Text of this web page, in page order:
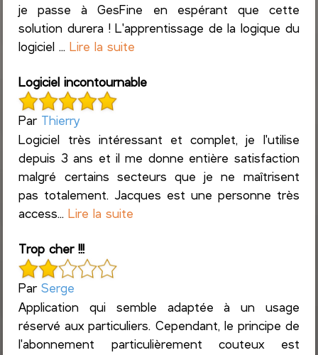
je passe à GesFine en espérant que cette
solution durera ! L'apprentissage de la logique du
logiciel ...Lire la suite
Logiciel incontournable
Par Thierry
Logiciel très intéressant et complet, je l'utilise
depuis 3 ans et il me donne entière satisfaction
malgré certains secteurs que je ne maîtrisent
pas totalement. Jacques est une personne très
access...Lire la suite
Trop cher !!!
ParSerge
Application qui semble adaptée à un usage
réservé aux particuliers. Cependant, le principe de
l'abonnement particulièrement couteux est